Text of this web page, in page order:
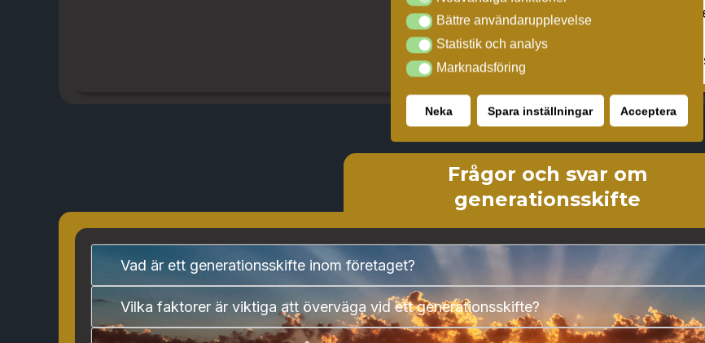
Ta gärna hjälp
Vi hjälper dig
genom hela
Frågor och svar om
generationsskifte
Vad är ett generationsskifte inom företaget?
Vilka faktorer är viktiga att överväga vid ett generationsskifte?
Bättre användarupplevelse
Bättre användarupplevelse
Statistik och analys
Statistik och analys
Marknadsföring
Marknadsföring
Neka Spara inställningar Acceptera